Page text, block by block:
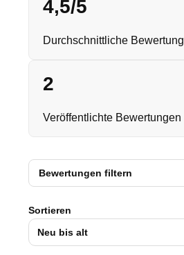
4,5/5
Durchschnittliche Bewertung
2
Veröffentlichte Bewertungen
Bewertungen filtern
Sortieren
Neu bis alt